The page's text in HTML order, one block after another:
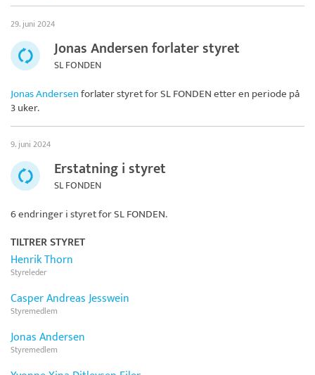
29. juni 2024
Jonas Andersen forlater styret
SL FONDEN
Jonas Andersenforlater styret forSL FONDENetter en periode på
3 uker.
9. juni 2024
Erstatning i styret
SL FONDEN
6 endringer i styret forSL FONDEN.
TILTRER STYRET
Henrik Thorn
Styreleder
Casper Andreas Jesswein
Styremedlem
Jonas Andersen
Styremedlem